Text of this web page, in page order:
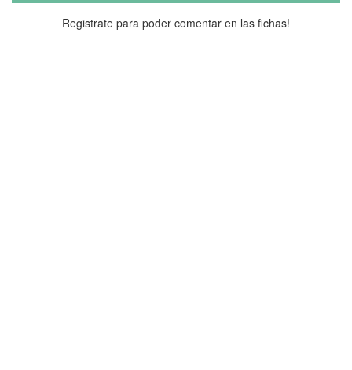
Registrate para poder comentar en las fichas!